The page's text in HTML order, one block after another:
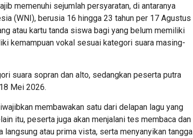
memenuhi sejumlah persyaratan, di antaranya
(WNI), berusia 16 hingga 23 tahun per 17 Agustus
atau kartu tanda siswa bagi yang belum memiliki
kemampuan vokal sesuai kategori suara masing-
suara sopran dan alto, sedangkan peserta putra
Mei 2026.
membawakan satu dari delapan lagu yang
itu, peserta juga akan menjalani tes membaca dan
atau prima vista, serta menyanyikan tangga